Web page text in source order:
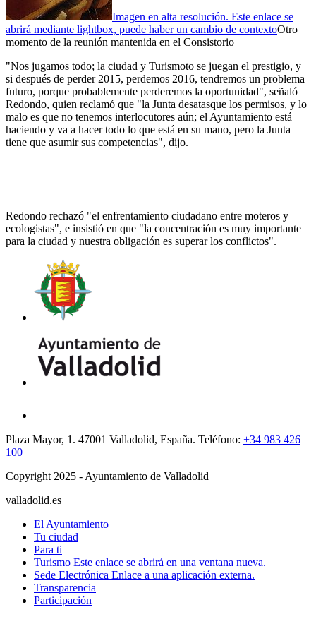
Imagen en alta resolución. Este enlace se
abrirá mediante lightbox, puede haber un cambio de contextoOtro
momento de la reunión mantenida en el Consistorio
"Nos jugamos todo; la ciudad y Turismoto se juegan el prestigio, y
si después de perder 2015, perdemos 2016, tendremos un problema
futuro, porque probablemente perderemos la oportunidad", señaló
Redondo, quien reclamó que "la Junta desatasque los permisos, y lo
malo es que no tenemos interlocutores aún; el Ayuntamiento está
haciendo y va a hacer todo lo que está en su mano, pero la Junta
tiene que asumir sus competencias", dijo.
Redondo rechazó "el enfrentamiento ciudadano entre moteros y
ecologistas", e insistió en que "la concentración es muy importante
para la ciudad y nuestra obligación es superar los conflictos".
Plaza Mayor, 1. 47001 Valladolid, España. Teléfono: +34 983 426
100
Copyright 2025 - Ayuntamiento de Valladolid
valladolid.es
El Ayuntamiento
Tu ciudad
Para ti
Turismo Este enlace se abrirá en una ventana nueva.
Sede Electrónica Enlace a una aplicación externa.
Transparencia
Participación